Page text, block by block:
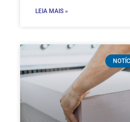
LEIA MAIS »